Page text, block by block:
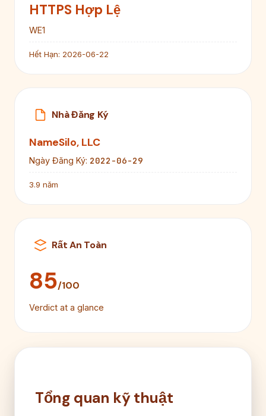
HTTPS Hợp Lệ
WE1
Hết Hạn: 2026-06-22
Nhà Đăng Ký
NameSilo, LLC
Ngày Đăng Ký: 2022-06-29
3.9 năm
Rất An Toàn
85/100
Verdict at a glance
Tổng quan kỹ thuật